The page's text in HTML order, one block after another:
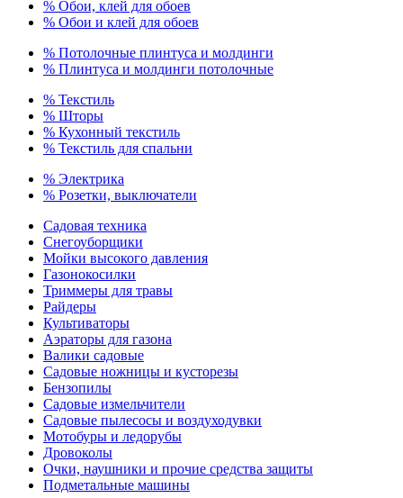
% Обои, клей для обоев
% Обои и клей для обоев
% Потолочные плинтуса и молдинги
% Плинтуса и молдинги потолочные
% Текстиль
% Шторы
% Кухонный текстиль
% Текстиль для спальни
% Электрика
% Розетки, выключатели
Садовая техника
Снегоуборщики
Мойки высокого давления
Газонокосилки
Триммеры для травы
Райдеры
Культиваторы
Аэраторы для газона
Валики садовые
Садовые ножницы и кусторезы
Бензопилы
Садовые измельчители
Садовые пылесосы и воздуходувки
Мотобуры и ледорубы
Дровоколы
Очки, наушники и прочие средства защиты
Подметальные машины